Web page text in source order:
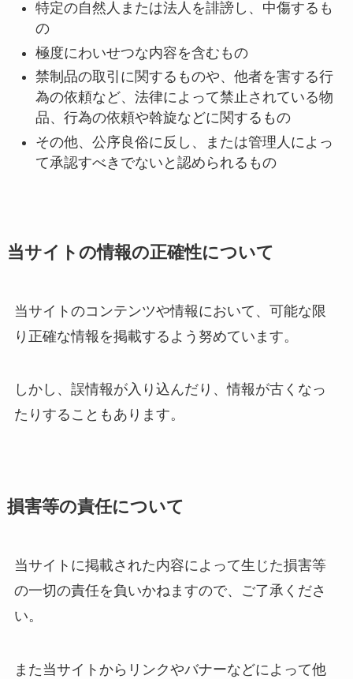
特定の自然人または法人を誹謗し、中傷するも
の
極度にわいせつな内容を含むもの
禁制品の取引に関するものや、他者を害する行
為の依頼など、法律によって禁止されている物
品、行為の依頼や斡旋などに関するもの
その他、公序良俗に反し、または管理人によっ
て承認すべきでないと認められるもの
当サイトの情報の正確性について
当サイトのコンテンツや情報において、可能な限
り正確な情報を掲載するよう努めています。
しかし、誤情報が入り込んだり、情報が古くなっ
たりすることもあります。
損害等の責任について
当サイトに掲載された内容によって生じた損害等
の一切の責任を負いかねますので、ご了承くださ
い。
また当サイトからリンクやバナーなどによって他